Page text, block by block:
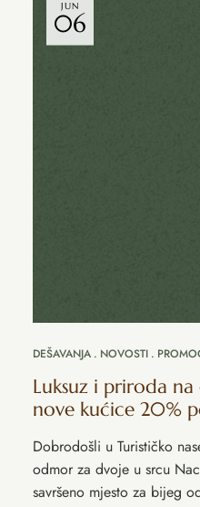
JUN
06
DEŠAVANJA NOVOSTI
Luksuz i priroda
nove kućice 20%
Dobrodošli u Turističko
odmor za dvoje u srcu
savršeno mjesto za bijeg